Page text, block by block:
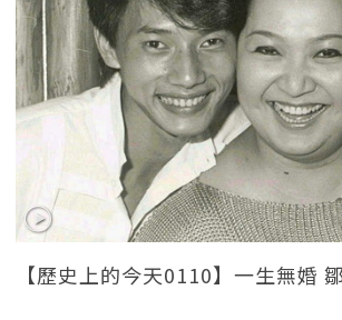
【歷史上的今天0110】一生無婚